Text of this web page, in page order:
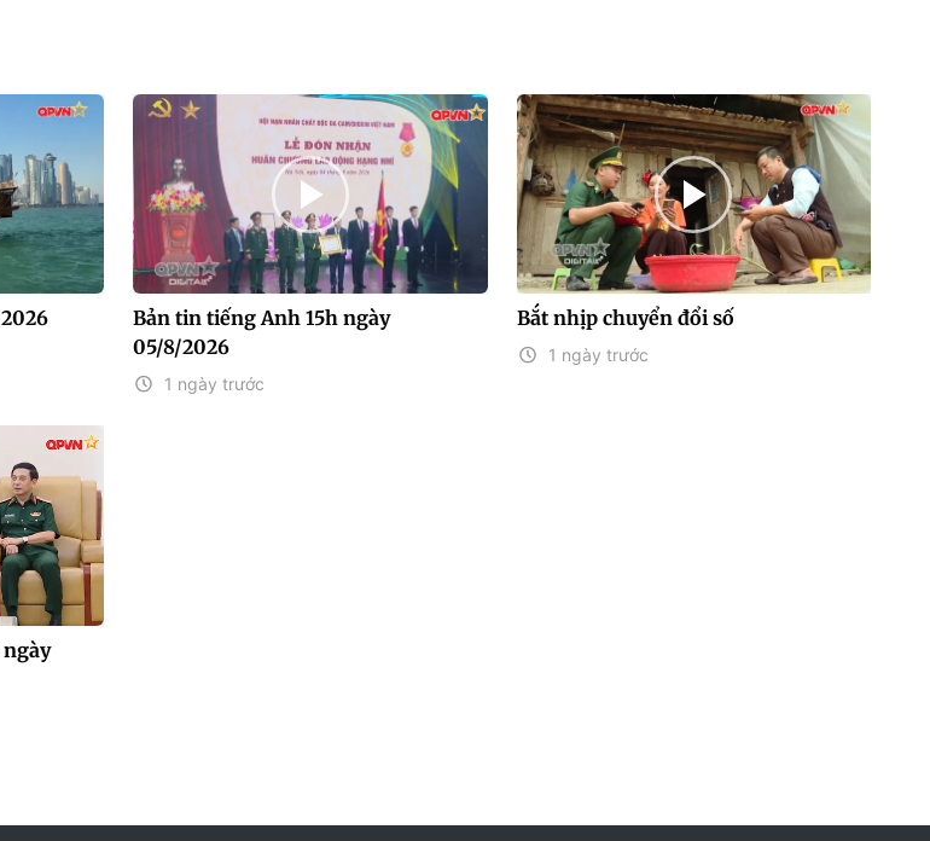
Bản tin tiếng Anh 15h ngày
05/8/2026
1 ngày trước
Bắt nhịp chuyển đổi số
1 ngày trước